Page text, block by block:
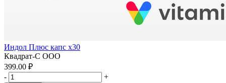
Индол Плюс капс x30
Квадрат-С ООО
399.00 ₽
-
+